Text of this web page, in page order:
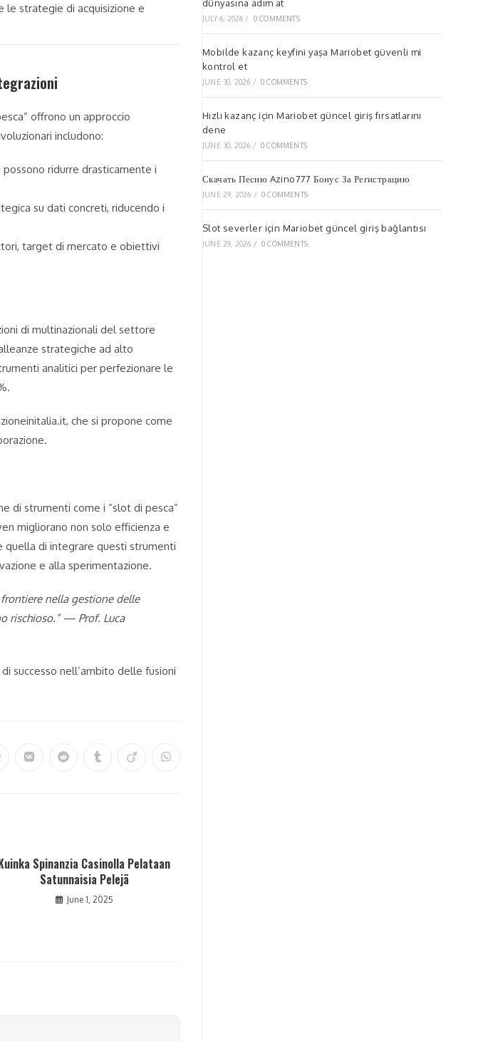
le strategie di acquisizione e
offrono un approccio
includono:
possono ridurre drasticamente i
su dati concreti, riducendo i
target di mercato e obiettivi
di multinazionali del settore
strategiche ad alto
analitici per perfezionare le
che si propone come
di strumenti come i “slot di pesca”
migliorano non solo efficienza e
quella di integrare questi strumenti
e alla sperimentazione.
frontiere nella gestione delle
rischioso.” — Prof. Luca
successo nell’ambito delle fusioni
Spinanzia Casinolla Pelataan
Satunnaisia Pelejä
June 1, 2025
dünyasına adım at
JULY 6, 2026 / 0 COMMENTS
Mobilde kazanç keyfini yaşa Mariobet güvenli mi
kontrol et
JUNE 30, 2026 / 0 COMMENTS
Hızlı kazanç için Mariobet güncel giriş fırsatlarını
dene
JUNE 30, 2026 / 0 COMMENTS
Скачать Песню Azino777 Бонус За Регистрацию
JUNE 29, 2026 / 0 COMMENTS
Slot severler için Mariobet güncel giriş bağlantısı
JUNE 29, 2026 / 0 COMMENTS